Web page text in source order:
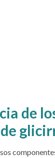
de